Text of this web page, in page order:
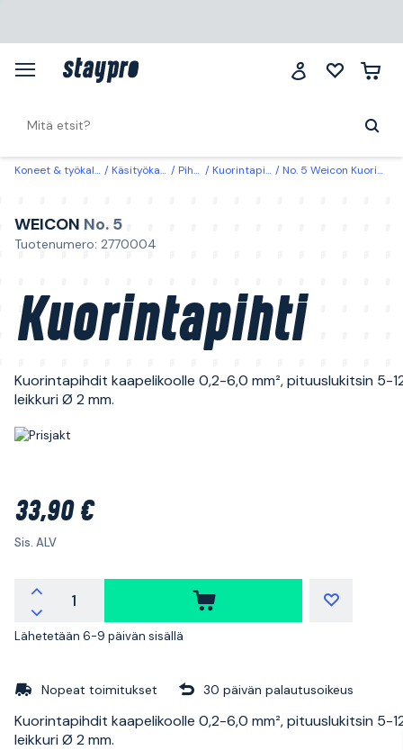
Koneet & työkalut Käsityökalut Pihdit Kuorintapihdit No. 5 Weicon Kuorintapihti
WEICON No. 5
Tuotenumero: 2770004
Kuorintapihti
Kuorintapihdit kaapelikoolle 0,2-6,0 mm², pituuslukitsin 5-
leikkuri Ø 2 mm.
33,90 €
Sis. ALV
Lähetetään 6-9 päivän sisällä
Nopeat toimitukset 30 päivän palautusoikeus
Kuorintapihdit kaapelikoolle 0,2-6,0 mm², pituuslukitsin 5-
leikkuri Ø 2 mm.